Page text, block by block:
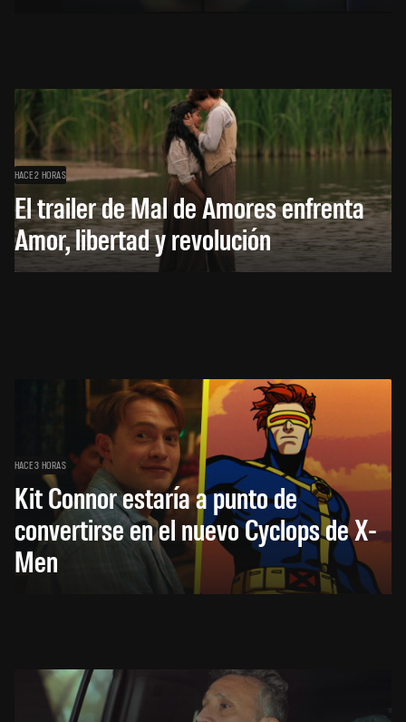
HACE 2 HORAS
El trailer de Mal de Amores enfrenta
Amor, libertad y revolución
HACE 3 HORAS
Kit Connor estaría a punto de
convertirse en el nuevo Cyclops de X-
Men